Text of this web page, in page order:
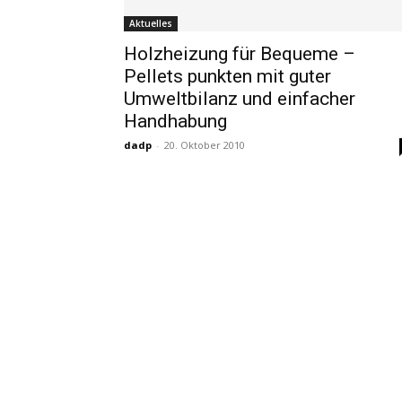
Aktuelles
Holzheizung für Bequeme –
Pellets punkten mit guter
Umweltbilanz und einfacher
Handhabung
dadp - 20. Oktober 2010